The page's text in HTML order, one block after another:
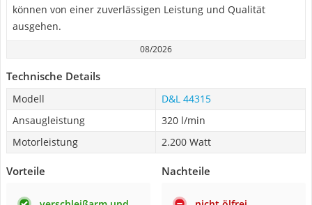
können von einer zuverlässigen Leistung und Qualität
ausgehen.
08/2026
Technische Details
Modell
D&L 44315
Ansaugleistung
320 l/min
Motorleistung
2.200 Watt
Vorteile Nachteile